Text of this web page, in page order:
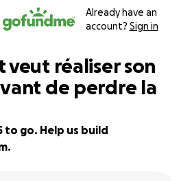
Already have an
account? Sign in
veut réaliser son
de perdre la
to go. Help us build